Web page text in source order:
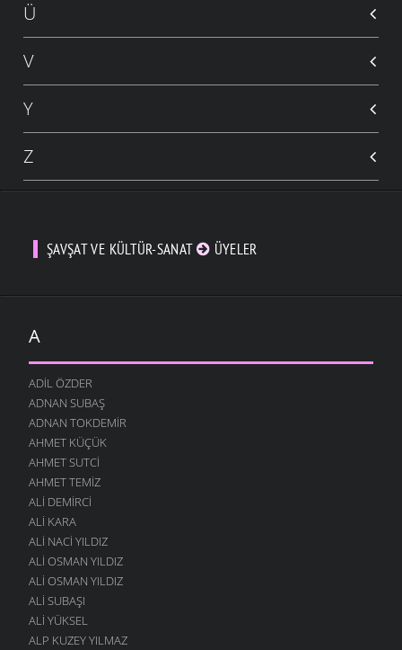
Ü
V
Y
Z
ŞAVŞAT VE KÜLTÜR-SANAT ÜYELER
A
ADIL ÖZDER
ADNAN SUBAŞ
ADNAN TOKDEMIR
AHMET KÜÇÜK
AHMET SUTCI
AHMET TEMIZ
ALI DEMIRCI
ALI KARA
ALI NACI YILDIZ
ALI OSMAN YILDIZ
ALI OSMAN YILDIZ
ALI SUBAŞI
ALI YÜKSEL
ALP KUZEY YILMAZ